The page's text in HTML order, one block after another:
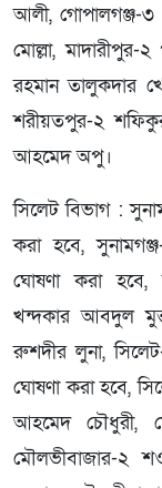
আলী, গোপালগঞ্জ-৩
মোল্লা,
রহমান তালুকদার
শরীয়তপুর-২
আহমেদ অপু।
সিলেট বিভাগ :
করা হবে,
ঘোষণা করা হবে,
খন্দকার আবদুল
রুশদীর লুনা,
ঘোষণা করা হবে,
আহমেদ চৌধুরী,
মৌলভীবাজার-২